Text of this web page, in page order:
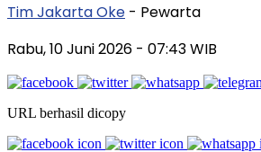
Tim Jakarta Oke - Pewarta
Rabu, 10 Juni 2026 - 07:43 WIB
URL berhasil dicopy